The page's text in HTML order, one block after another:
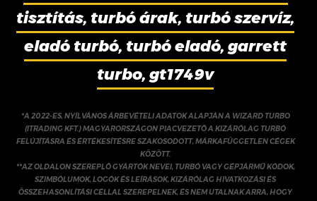
tisztítás, turbó árak, turbó szervíz,
eladó turbó, turbó eladó, garrett
turbo, gt1749v
*A 2022-ES, NYÍLVÁNOS ÁRBEVÉTELI ADATOK ALAPJÁN A WIZARD TURBO
(ITRADING KFT.) MAGYARORSZÁGON PIACVEZETŐ A KIZÁRÓLAG TURBÓ
FELÚJÍTÁSRA ÉS ÉRTÉKESÍTÉSRE SZAKOSODOTT, MÁRKAFÜGGETLEN CÉGEK
KÖZÖTT.
**AZ OLDALON SZEREPLŐ GYÁRTÓK NEVEI, TURBÓ VAGY GÉPJÁRMŰ KÓDOK,
SZIMBÓLUMOK, LOGÓK ÉS LEÍRÁSOK, KIZÁRÓLAG HIVATKOZÁSI ÉS
ÖSSZEHASONLÍTÁSI CÉLLAL SZEREPELNEK, ÉS NEM UTALNAK ARRA, HOGY